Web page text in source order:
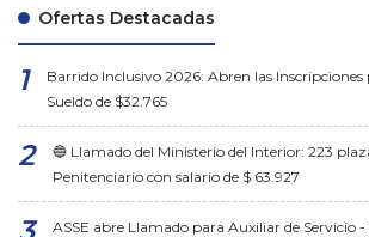
Ofertas Destacadas
Barrido Inclusivo 2026: Abren las Inscripciones
Sueldo de $32.765
🔵 Llamado del Ministerio del Interior: 223
Penitenciario con salario de $ 63.927
ASSE abre Llamado para Auxiliar de Servicio -